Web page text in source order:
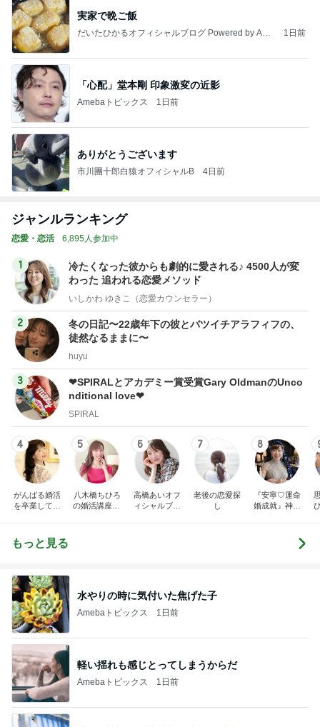
実家で晩ご飯
だいたひかるオフィシャルブログ Powered by Ame
1日前
「心配」堂本剛 印象激変の近影
Amebaトピックス 1日前
ありがとうございます
市川團十郎白猿オフィシャルB 4日前
ジャンルランキング
恋愛・恋活 6,895人参加中
1
冷たくなった彼からも劇的に愛される♪ 4500人が変
わった 追われる恋愛メソッド
いしかわ ゆきこ（恋愛カウンセラー）
2
冬の日記〜22歳年下の彼とバツイチアラフィフの、
徒然なるままに〜
huyu
3
❤︎SPIRALとアカデミー賞受賞Gary OldmanのUnco
nditional love❤︎
SPIRAL
4
がんばる婚活
を卒業して自
と結婚を叶え
る潜在意識の
5
八木橋ちひろ
の婚活講座Ha
6
高橋あいオフ
ィシャルブロ
7
老後の恋愛探
し
8
『安寧♡運命
婚成就』神様
された2人。今
世において本
もっと見る
水やりの時に気付いた焦げた子
Amebaトピックス 1日前
軽い揺れも感じとってしまうからだ
Amebaトピックス 1日前